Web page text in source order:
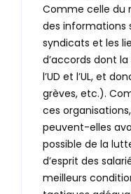
Comme celle du
des informations
syndicats et les
d’accords dont
l’UD et l’UL, et
grèves, etc.).
ces
peuvent-elles
possible de la
d’esprit des
meilleurs